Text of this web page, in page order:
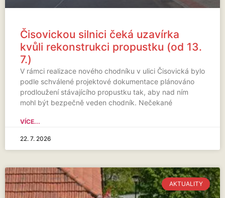
Čisovickou silnici čeká uzavírka
kvůli rekonstrukci propustku (od 13.
7.)
V rámci realizace nového chodníku v ulici Čisovická bylo
podle schválené projektové dokumentace plánováno
prodloužení stávajícího propustku tak, aby nad ním
mohl být bezpečně veden chodník. Nečekané
VÍCE...
22. 7. 2026
AKTUALITY